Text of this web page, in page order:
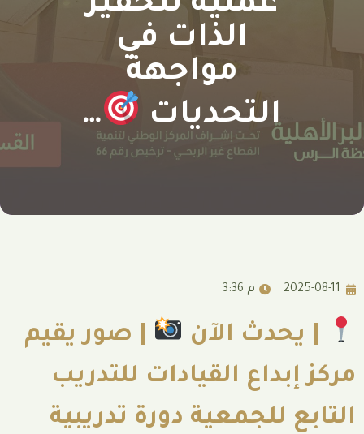
الذات في
مواجهة
التحديات
…
3:36 م
الآن
| صور يقيم
القيادات للتدريب
دورة تدريبية